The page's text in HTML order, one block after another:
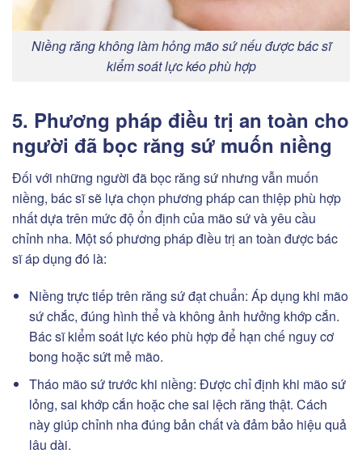
Niềng răng không làm hỏng mão sứ nếu được bác sĩ
kiểm soát lực kéo phù hợp
5. Phương pháp điều trị an toàn cho
người đã bọc răng sứ muốn niềng
Đối với những người đã bọc răng sứ nhưng vẫn muốn
niềng, bác sĩ sẽ lựa chọn phương pháp can thiệp phù hợp
nhất dựa trên mức độ ổn định của mão sứ và yêu cầu
chỉnh nha. Một số phương pháp điều trị an toàn được bác
sĩ áp dụng đó là:
Niềng trực tiếp trên răng sứ đạt chuẩn: Áp dụng khi mão
sứ chắc, đúng hình thể và không ảnh hưởng khớp cắn.
Bác sĩ kiểm soát lực kéo phù hợp để hạn chế nguy cơ
bong hoặc sứt mẻ mão.
Tháo mão sứ trước khi niềng: Được chỉ định khi mão sứ
lỏng, sai khớp cắn hoặc che sai lệch răng thật. Cách
này giúp chỉnh nha đúng bản chất và đảm bảo hiệu quả
lâu dài.